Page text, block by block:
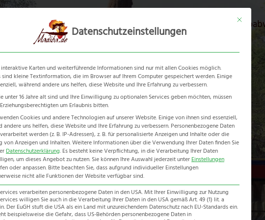
Südafrika
Grand Explorer
Home-Erlebnisreise-Grand Explorer
Mit
Datenschutzeinstellungen
Karten und weiterführende Informationen sind nur mit allen Cookies möglich.
sind kleine Textinformation, die im Browser auf Ihrem Computer gespeichert werden. Einige
während andere uns helfen, diese Website und Ihre Erfahrung zu verbessern.
unter 16 Jahre alt sind und Ihre Einwilligung zu optionalen Services geben möchten, müssen
um Erlaubnis bitten.
Cookies und andere Technologien auf unserer Website. Einige von ihnen sind essenziell,
andere uns helfen, diese Website und Ihre Erfahrung zu verbessern. Personenbezogene Daten
werden (z. B. IP-Adressen), z. B. für personalisierte Anzeigen und Inhalte oder die
von Anzeigen und Inhalten.Weitere Informationen über die Verwendung Ihrer Daten finden Sie
Datenschutzerklärung. Es besteht keine Verpflichtung, in die Verarbeitung Ihrer Daten
um dieses Angebot zu nutzen. Sie können Ihre Auswahl jederzeit unterEinstellungen
oder anpassen. Bitte beachten Sie, dass aufgrund individueller Einstellungen
nicht alle Funktionen der Website verfügbar sind.
verarbeiten personenbezogene Daten in den USA. Mit Ihrer Einwilligung zur Nutzung
willigen Sie auch in die Verarbeitung Ihrer Daten in den USA gemäß Art. 49 (1) lit. a
Der EuGH stuft die USA als ein Land mit unzureichendem Datenschutz nach EU-Standards ein.
beispielsweise die Gefahr, dass US-Behörden personenbezogene Daten in